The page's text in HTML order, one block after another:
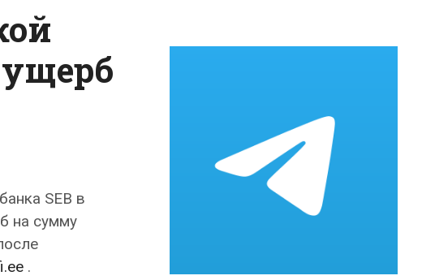
SEB в
на сумму
.